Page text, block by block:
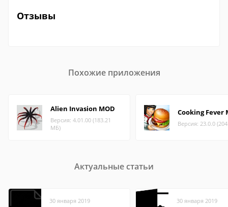
Отзывы
Похожие приложения
Alien Invasion MOD
Версия: 4.01.00 (183.21
МБ)
Cooking Fever
Версия: 23.0.0
Актуальные статьи
30 января 2019 30 января 2019